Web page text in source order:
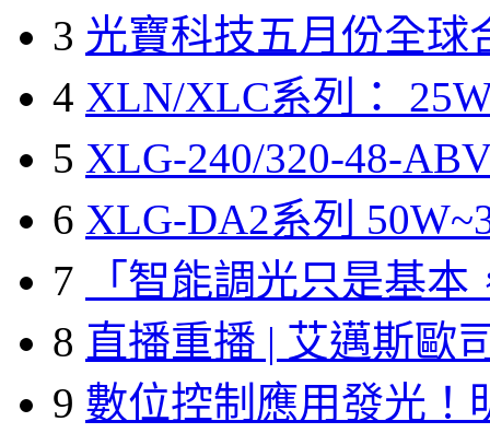
3 光寶科技五月份全球
4 XLN/XLC系列：
5 XLG-240/320-48-
6 XLG-DA2系列
7
「智能調光只是基本
8 直播重播 | 艾邁斯歐
9 數位控制應用發光！